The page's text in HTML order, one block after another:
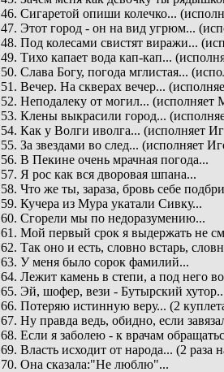
46. Сигаретой опиши колечко...
47. Этот город - он на вид угрюм...
48. Под колесами свистят виражи...
49. Тихо капает вода кап-кап...
50. Слава Богу, погода мглистая...
51. Вечер. На скверах вечер...
52. Неподалеку от могил...
53. Клены выкрасили город...
54. Как у Волги иволга... (исполняет
55. За звездами во след... (исполняет
56. В Пекине очень мрачная погода...
57. Я рос как вся дворовая шпана...
58. Что же ты, зараза, бровь себе
59. Кучера из Мура укатали Сивку...
60. Сгорели мы по недоразумению...
61. Мой первый срок я выдержать не
62. Так оно и есть, словно встарь,
63. У меня было сорок фамилий...
64. Лежит камень в степи, а под него
65. Эй, шофер, вези - Бутырский
66. Потеряю истинную веру... (2
67. Ну правда ведь, обидно, если
68. Если я заболею - к врачам
69. Власть исходит от народа... (2 раза
70. Она сказала:"Не люблю"...